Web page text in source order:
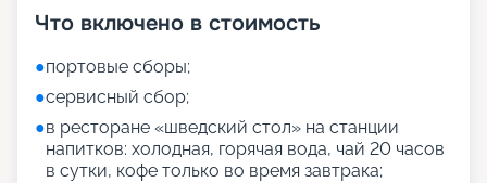
Что включено в стоимость
●портовые сборы;
●сервисный сбор;
●в ресторане «шведский стол» на станции
напитков: холодная, горячая вода, чай 20 часов
в сутки, кофе только во время завтрака;